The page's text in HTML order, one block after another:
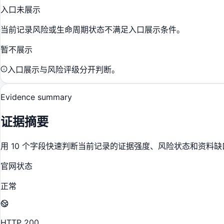
入口未展示
当前记录风险或生命周期状态不满足入口展示条件。
暂不展示
入口展示与风险评级分开判断。
Evidence summary
证据摘要
用 10 个字段快速判断当前记录的证据强度、风险状态和资料缺
官网状态
正常